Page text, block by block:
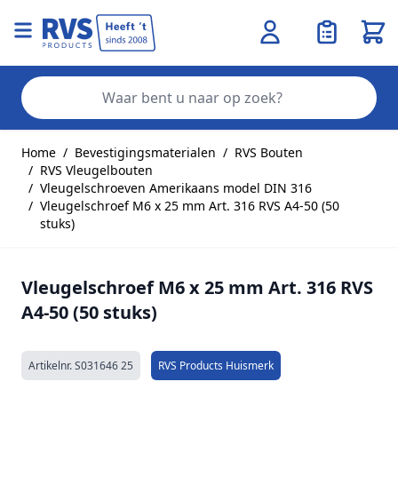
Home / Bevestigingsmaterialen / RVS Bouten
/ RVS Vleugelbouten
/ Vleugelschroeven Amerikaans model DIN 316
/ Vleugelschroef M6 x 25 mm Art. 316 RVS A4-50 (50
stuks)
Vleugelschroef M6 x 25 mm Art. 316 RVS
A4-50 (50 stuks)
Artikelnr.S031646 25 RVS Products Huismerk